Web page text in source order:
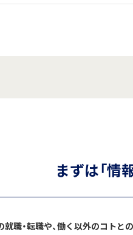
まずは「情
就職・転職や、働く以外のコトと